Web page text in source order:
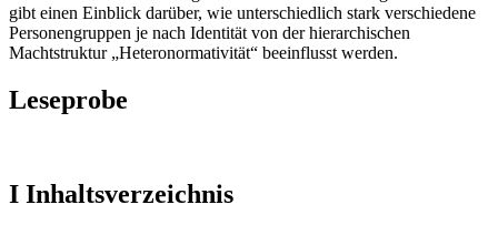
gibt einen Einblick darüber, wie unterschiedlich stark verschiedene
Personengruppen je nach Identität von der hierarchischen
Machtstruktur „Heteronormativität“ beeinflusst werden.
Leseprobe
I Inhaltsverzeichnis